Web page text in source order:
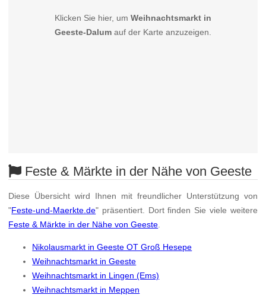
Klicken Sie hier, um Weihnachtsmarkt in
Geeste-Dalumauf der Karte anzuzeigen.
Feste & Märkte in der Nähe von Geeste
Diese Übersicht wird Ihnen mit freundlicher Unterstützung von
"Feste-und-Maerkte.de" präsentiert. Dort finden Sie viele weitere
Feste & Märkte in der Nähe von Geeste
Nikolausmarkt in Geeste OT Groß Hesepe
Weihnachtsmarkt in Geeste
Weihnachtsmarkt in Lingen (Ems)
Weihnachtsmarkt in Meppen